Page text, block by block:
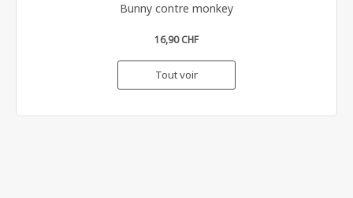
Bunny contre monkey
16,90 CHF
Tout voir